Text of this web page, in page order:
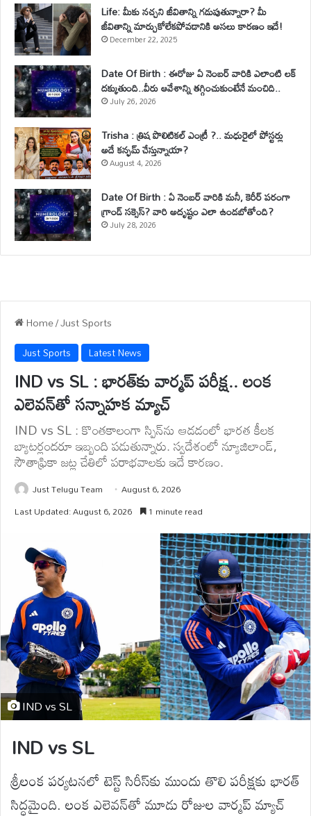
Life: మీకు నచ్చని జీవితాన్ని గడుపుతున్నారా? మీ
జీవితాన్ని మార్చుకోలేకపోవడానికి అసలు కారణం ఇదే!
December 22, 2025
Date Of Birth : ఈరోజు ఏ నెంబర్ వారికి ఎలాంటి లక్
దక్కుతుంది..వీరు ఆవేశాన్ని తగ్గించుకుంటేనే మంచిది..
July 26, 2026
Trisha : త్రిష పొలిటికల్ ఎంట్రీ ?.. మధురైలో పోస్టర్లు
అదే కన్ఫమ్ చేస్తున్నాయా?
August 4, 2026
Date Of Birth : ఏ నెంబర్ వారికి మనీ, కెరీర్ పరంగా
గ్రాండ్ సక్సెస్? వారి అదృష్టం ఎలా ఉండబోతోంది?
July 28, 2026